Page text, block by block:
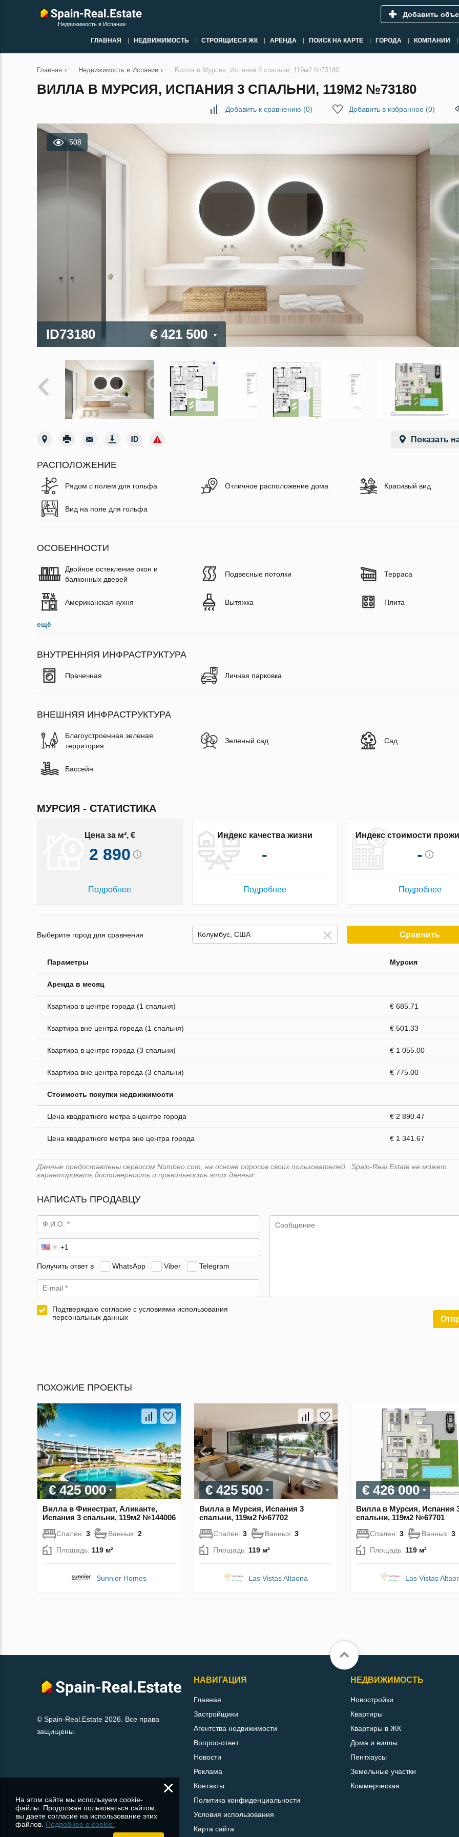
Недвижимость в Испании
Добавить
ГЛАВНАЯ НЕДВИЖИМОСТЬ СТРОЯЩИЕСЯ ЖК АРЕНДА ПОИСК НА КАРТЕ ГОРОДА КОМПАНИИ
Главная › Недвижимость в Испании › Вилла в Мурсия, Испания 3 спальни, 119м2 №73180
ВИЛЛА В МУРСИЯ, ИСПАНИЯ 3 СПАЛЬНИ, 119М2 №73180
Добавить к сравнению (0) Добавить в избранное (0)
508
ID73180 € 421 500
Показать
РАСПОЛОЖЕНИЕ
Рядом с полем для гольфа Отличное расположение дома Красивый вид
Вид на поле для гольфа
ОСОБЕННОСТИ
Двойное остекление окон и
балконных дверей
Подвесные потолки Терраса
Американская кухня Вытяжка Плита
ещё
ВНУТРЕННЯЯ ИНФРАСТРУКТУРА
Прачечная Личная парковка
ВНЕШНЯЯ ИНФРАСТРУКТУРА
Благоустроенная зеленая
территория
Зеленый сад Сад
Бассейн
МУРСИЯ - СТАТИСТИКА
Цена за м², €
2 890
Подробнее
Индекс качества жизни
-
Подробнее
Индекс стоимости
-
Подробнее
Выберите город для сравнения Сравнить
Параметры Мурсия
Аренда в месяц
Квартира в центре города (1 спальня) € 685.71
Квартира вне центра города (1 спальня) € 501.33
Квартира в центре города (3 спальни) € 1 055.00
Квартира вне центра города (3 спальни) € 775.00
Стоимость покупки недвижимости
Цена квадратного метра в центре города € 2 890.47
Цена квадратного метра вне центра города € 1 341.67
Данные предоставлены сервисом Numbeo.com, на основе опросов своих пользователей . Spain-Real.Estate не может
гарантировать достоверность и правильность этих данных.
НАПИСАТЬ ПРОДАВЦУ
Получить ответ в WhatsApp Viber Telegram
Подтверждаю согласие с условиями использования
персональных данных
ПОХОЖИЕ ПРОЕКТЫ
€ 425 000
Вилла в Финестрат, Аликанте,
Испания 3 спальни, 119м2 №144006
Спален: 3 Ванных: 2
Площадь: 119 м²
Sunnier Homes
€ 425 500
Вилла в Мурсия, Испания 3
спальни, 119м2 №67702
Спален: 3 Ванных: 3
Площадь: 119 м²
Las Vistas Altaona
€ 426 000
Вилла в Мурсия, Испания
спальни, 119м2 №67701
Спален: 3 Ванных: 3
Площадь: 119 м²
Las Vistas
© Spain-Real.Estate 2026. Все права
защищены.
НАВИГАЦИЯ
Главная
Застройщики
Агентства недвижимости
Вопрос-ответ
Новости
Реклама
Контакты
Политика конфиденциальности
Условия использования
Карта сайта
НЕДВИЖИМОСТЬ
Новостройки
Квартиры
Квартиры в ЖК
Дома и виллы
Пентхаусы
Земельные участки
Коммерческая
×
На этом сайте мы используем cookie-
файлы. Продолжая пользоваться сайтом,
вы даете согласие на использование этих
файлов. Подробнее о cookie.